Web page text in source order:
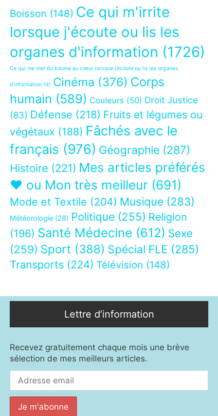
Boisson (148) Ce qui m'irrite
lorsque j'écoute ou lis les
organes d'information (1726)
Ce qui me met du baume au coeur lorsque j’écoute ou lis les organes
d’information (9) Cinéma (376) Corps
humain (589) Couleurs (50) Droit Justice
(83) Défense (218) Fruits et légumes ou
végétaux (188) Fâchés avec le
français (976) Géographie (287)
Histoire (221) Mes articles préférés
❤ ou Mon très meilleur (691)
Mode et Textile (204) Musique (283)
Météorologie (28) Politique (255) Religion
(196) Santé Médecine (612) Sexe
(259) Sport (388) Spécial FLE (285)
Transports (224) Télévision (148)
Lettre d’information
Recevez gratuitement chaque mois une brève
sélection de mes meilleurs articles.